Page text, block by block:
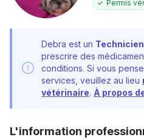
Permis
Debra est un Technicien
prescrire des
conditions. Si vous
services, veuillez au lieu
vétérinaire. À propos
L'information